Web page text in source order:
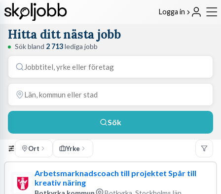
Logga in
Hitta ditt nästa jobb
Sök bland 2 713lediga jobb
Sök
Ort Yrke
Arbetsmarknadscoach till projektet Spår till
kreativ näring